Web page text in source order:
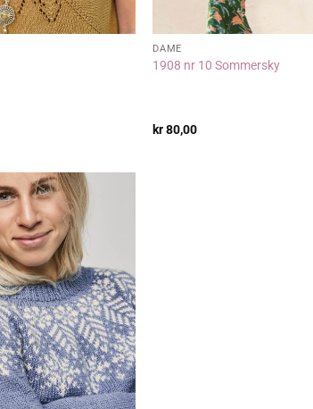
DAME
1908 nr 10 Sommersky
kr80,00